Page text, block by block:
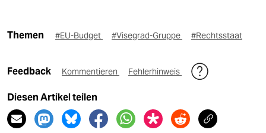
Themen #EU-Budget #Visegrad-Gruppe #Rechtsstaat
Feedback Kommentieren Fehlerhinweis
Diesen Artikel teilen